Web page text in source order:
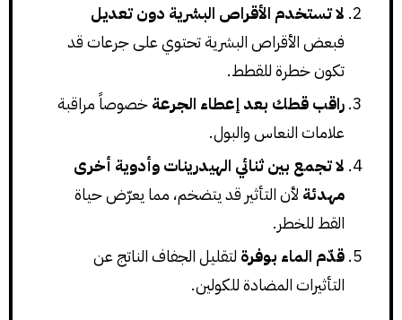
لا تستخدم الأقراص البشرية دون تعديل
فبعض الأقراص البشرية تحتوي على جرعات قد
تكون خطرة للقطط.
راقب قطك بعد إعطاء الجرعةخصوصاً مراقبة
علامات النعاس والبول.
لا تجمع بينثنائي الهيدريناتوأدوية أخرى
مهدئة لأن التأثير قد يتضخم، مما يعرّض حياة
القط للخطر.
قدّم الماء بوفرة لتقليل الجفاف الناتج عن
التأثيرات المضادة للكولين.